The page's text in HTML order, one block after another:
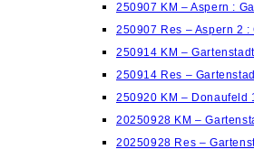
250907 KM – Aspern :
250907 Res – Aspern 2
250914 KM –
250914 Res –
250920 KM – Donaufeld
20250928 KM –
20250928 Res –